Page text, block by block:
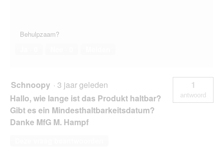
Behulpzaam?
Schnoopy · 3 jaar geleden
Hallo, wie lange ist das Produkt haltbar?
Gibt es ein Mindesthaltbarkeitsdatum?
Danke MfG M. Hampf
1
antwoord